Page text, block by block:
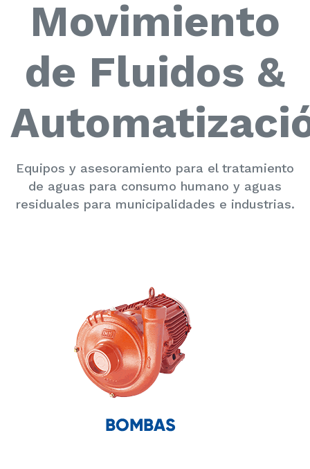
Movimiento
de Fluidos &
Equipos y asesoramiento para el tratamiento
de aguas para consumo humano y aguas
residuales para municipalidades e industrias.